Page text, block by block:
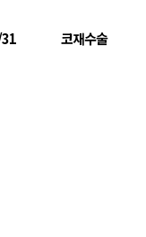
코재수술